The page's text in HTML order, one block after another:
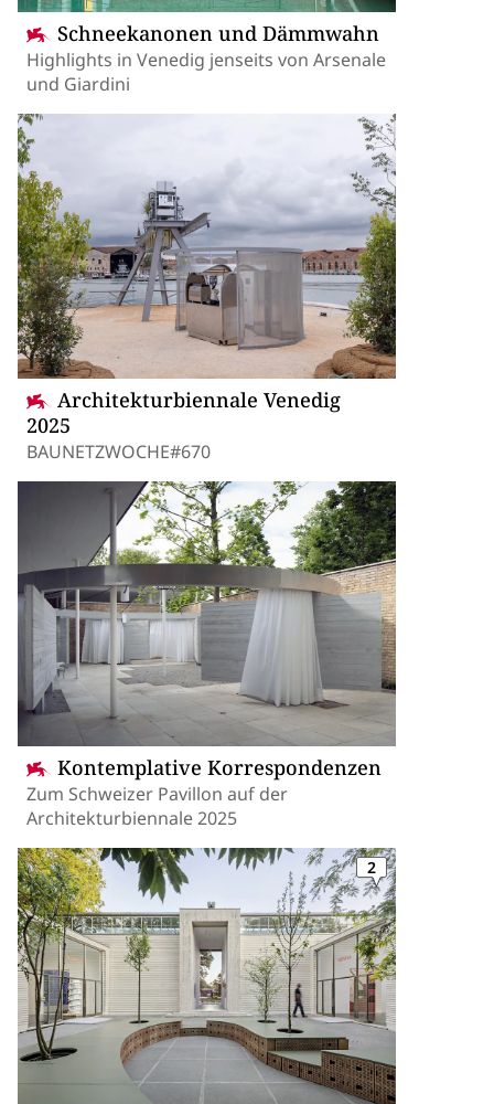
Schneekanonen und Dämmwahn
Highlights in Venedig jenseits von Arsenale
und Giardini
Architekturbiennale Venedig
2025
BAUNETZWOCHE#670
Kontemplative Korrespondenzen
Zum Schweizer Pavillon auf der
Architekturbiennale 2025
2